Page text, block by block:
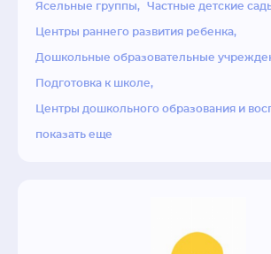
Ясельные группы Частные детские
Центры раннего развития ребенка
Дошкольные образовательные
Подготовка к школе
Центры дошкольного образования и
показать еще